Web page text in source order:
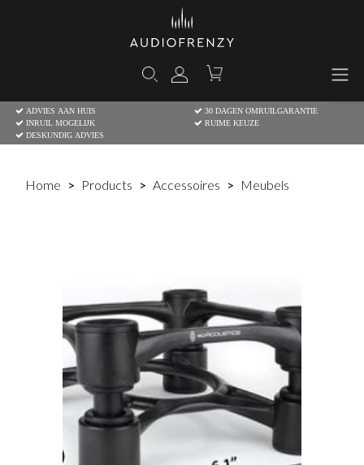
ADVIES AAN HUIS
30 DAGEN OMRUILGARANTIE
INRUIL MOGELIJK
RUIME KEUZE
DESKUNDIG ADVIES
Home Products Accessoires Meubels